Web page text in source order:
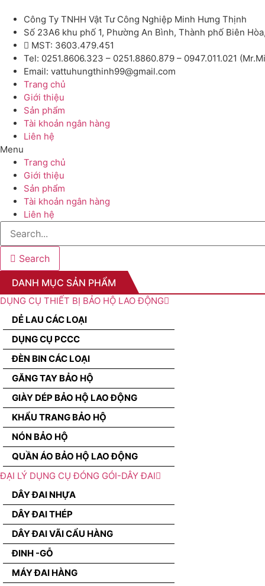
Công Ty TNHH Vật Tư Công Nghiệp Minh Hưng Thịnh
Số 23A6 khu phố 1, Phường An Bình, Thành phố Biên
MST: 3603.479.451
Tel: 0251.8606.323 – 0251.8860.879 – 0947.011.021
Email: vattuhungthinh99@gmail.com
Trang chủ
Giới thiệu
Sản phẩm
Tài khoản ngân hàng
Liên hệ
Menu
Trang chủ
Giới thiệu
Sản phẩm
Tài khoản ngân hàng
Liên hệ
Search
DANH MỤC SẢN PHẨM
DỤNG CỤ THIẾT BỊ BẢO HỘ LAO ĐỘNG
DẺ LAU CÁC LOẠI
DỤNG CỤ PCCC
ĐÈN BIN CÁC LOẠI
GĂNG TAY BẢO HỘ
GIÀY DÉP BẢO HỘ LAO ĐỘNG
KHẨU TRANG BẢO HỘ
NÓN BẢO HỘ
QUẦN ÁO BẢO HỘ LAO ĐỘNG
ĐẠI LÝ DỤNG CỤ ĐÓNG GÓI-DÂY ĐAI
DÂY ĐAI NHỰA
DÂY ĐAI THÉP
DÂY ĐAI VÃI CẨU HÀNG
ĐINH -GỖ
MÁY ĐAI HÀNG